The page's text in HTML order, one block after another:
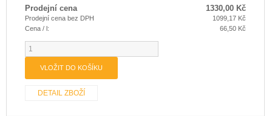
Prodejní cena 1330,00 Kč
Prodejní cena bez DPH
1099,17 Kč
Cena / l:
66,50 Kč
DETAIL ZBOŽÍ